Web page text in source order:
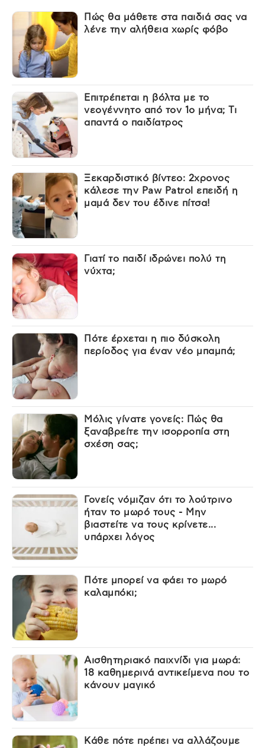
Πώς θα μάθετε στα παιδιά σας να
λένε την αλήθεια χωρίς φόβο
Επιτρέπεται η βόλτα με το
νεογέννητο από τον 1ο μήνα; Τι
απαντά ο παιδίατρος
Ξεκαρδιστικό βίντεο: 2χρονος
κάλεσε την Paw Patrol επειδή η
μαμά δεν του έδινε πίτσα!
Γιατί το παιδί ιδρώνει πολύ τη
νύχτα;
Πότε έρχεται η πιο δύσκολη
περίοδος για έναν νέο μπαμπά;
Μόλις γίνατε γονείς: Πώς θα
ξαναβρείτε την ισορροπία στη
σχέση σας;
Γονείς νόμιζαν ότι το λούτρινο
ήταν το μωρό τους - Μην
βιαστείτε να τους κρίνετε...
υπάρχει λόγος
Πότε μπορεί να φάει το μωρό
καλαμπόκι;
Αισθητηριακό παιχνίδι για μωρά:
18 καθημερινά αντικείμενα που το
κάνουν μαγικό
Κάθε πότε πρέπει να αλλάζουμε